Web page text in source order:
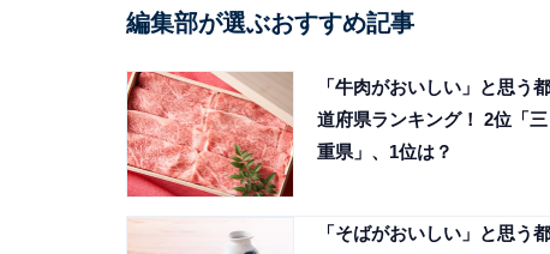
編集部が選ぶおすすめ記事
「牛肉がおいしい」と思う都
道府県ランキング！ 2位「三
重県」、1位は？
「そばがおいしい」と思う都